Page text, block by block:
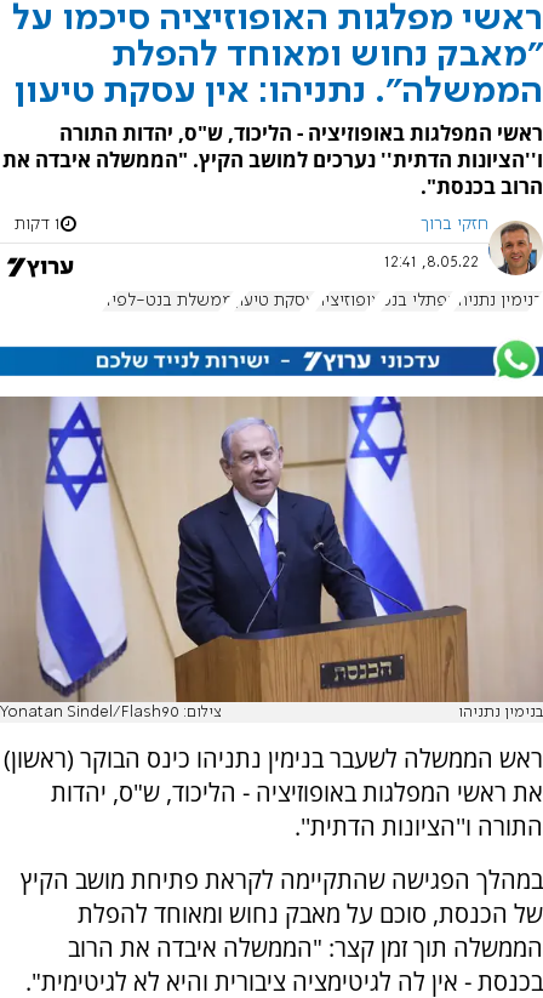
ראשי מפלגות האופוזיציה סיכמו על
"מאבק נחוש ומאוחד להפלת
הממשלה". נתניהו: אין עסקת טיעון
ראשי המפלגות באופוזיציה - הליכוד, ש"ס, יהדות התורה
ו''הציונות הדתית'' נערכים למושב הקיץ. "הממשלה איבדה את
הרוב בכנסת".
חזקי ברוך 1 דקות
8.05.22, 12:41
בנימין נתניהו נפתלי בנט אופוזיציה עסקת טיעון ממשלת בנט-לפיד
בנימין נתניהו צילום: Yonatan Sindel/Flash90
ראש הממשלה לשעבר בנימין נתניהו כינס הבוקר (ראשון)
את ראשי המפלגות באופוזיציה - הליכוד, ש"ס, יהדות
התורה ו''הציונות הדתית''.
במהלך הפגישה שהתקיימה לקראת פתיחת מושב הקיץ
של הכנסת, סוכם על מאבק נחוש ומאוחד להפלת
הממשלה תוך זמן קצר: "הממשלה איבדה את הרוב
בכנסת - אין לה לגיטימציה ציבורית והיא לא לגיטימית".